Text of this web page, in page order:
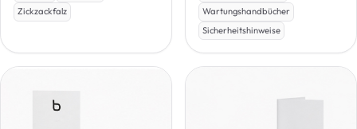
Zickzackfalz
Wartungshandbücher
Sicherheitshinweise